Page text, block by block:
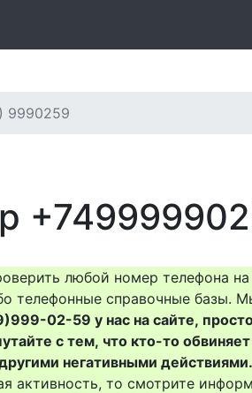
9990259
любой номер телефона
телефонные справочные базы.
02-59 у нас на сайте,
с тем, что кто-то
негативными действиями.
активность, то смотрите